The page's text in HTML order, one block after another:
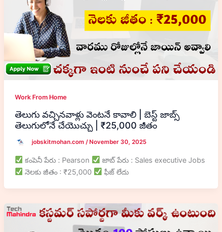
Work From Home
తెలుగు వచ్చినవాళ్లు వెంటనే కావాలి | బెస్ట్ జాబ్స్
తెలుగులోనే చేయొచ్చు | ₹25,000 జీతం
jobskitmohan.com /November 30, 2025
కంపెనీ పేరు : Pearson
జాబ్ పేరు : Sales executive Jobs
నెలకు జీతం : ₹25,000
ఫీజ్ లేదు